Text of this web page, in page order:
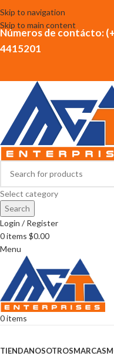
Skip to navigation
Skip to main content
Números de contácto:
4415201
Select category
Search
Login / Register
0items $0.00
Menu
0items
TIENDANOSOTROSMARCAS